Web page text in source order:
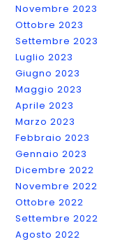
Novembre 2023
Ottobre 2023
Settembre 2023
Luglio 2023
Giugno 2023
Maggio 2023
Aprile 2023
Marzo 2023
Febbraio 2023
Gennaio 2023
Dicembre 2022
Novembre 2022
Ottobre 2022
Settembre 2022
Agosto 2022